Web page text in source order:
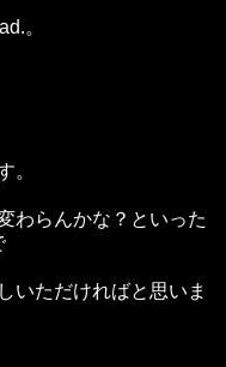
。
。
わらんかな？といった
いただければと思いま